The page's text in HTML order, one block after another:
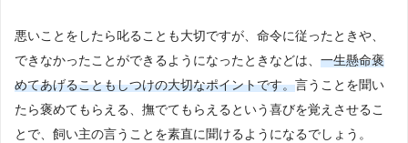
悪いことをしたら叱ることも大切ですが、命令に従ったときや、
できなかったことができるようになったときなどは、 一生懸命褒
めてあげることもしつけの大切なポイントです。言うことを聞い
たら褒めてもらえる、撫でてもらえるという喜びを覚えさせるこ
とで、飼い主の言うことを素直に聞けるようになるでしょう。